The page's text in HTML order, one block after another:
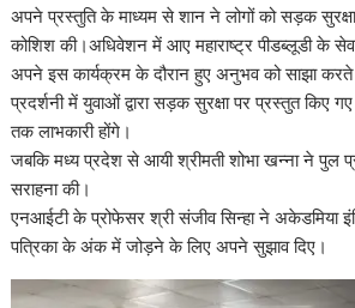
अपने प्रस्तुति के माध्यम से शान ने लोगों को सड़क
कोशिश की।अधिवेशन में आए महाराष्ट्र पीडब्लूडी के
अपने इस कार्यक्रम के दौरान हुए अनुभव को साझा
प्रदर्शनी में युवाओं द्वारा सड़क सुरक्षा पर प्रस्तुत किए
तक लाभकारी होंगे।
जबकि मध्य प्रदेश से आयी श्रीमती शोभा खन्ना ने पुल
सराहना की।
एनआईटी के प्रोफेसर श्री संजीव सिन्हा ने अकेडमिया
पत्रिका के अंक में जोड़ने के लिए अपने सुझाव दिए।